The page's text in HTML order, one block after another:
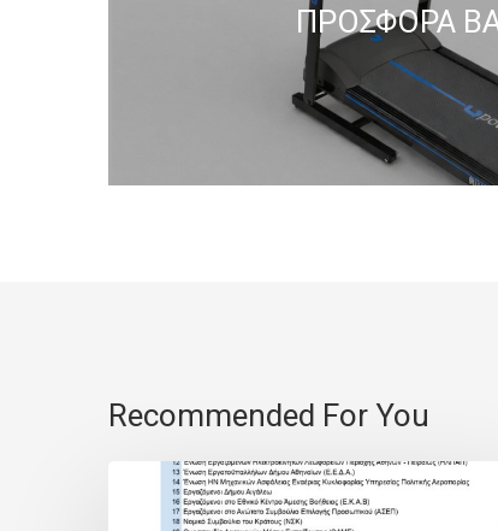
ΠΡΟΣΦΟΡΑ
Recommended For You
Υπηρεσίες